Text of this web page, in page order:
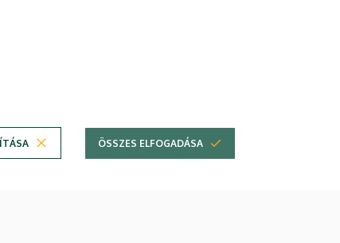
ÖSSZES ELFOGADÁSA